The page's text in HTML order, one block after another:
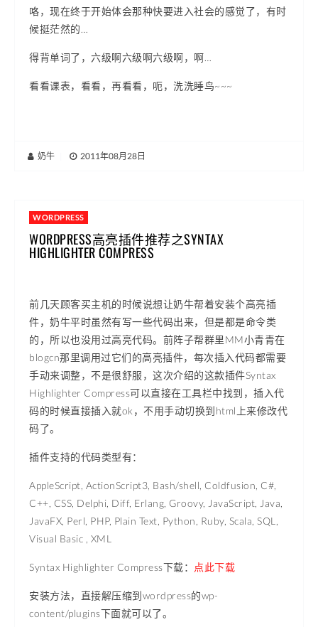
咯，现在终于开始体会那种快要进入社会的感觉了，有时
候挺茫然的…
得背单词了，六级啊六级啊六级啊，啊…
看看课表，看看，再看看，呃，洗洗睡鸟~~~
奶牛 2011年08月28日
WORDPRESS
WORDPRESS高亮插件推荐之SYNTAX
HIGHLIGHTER COMPRESS
前几天顾客买主机的时候说想让奶牛帮着安装个高亮插
件，奶牛平时虽然有写一些代码出来，但是都是命令类
的，所以也没用过高亮代码。前阵子帮群里MM小青青在
blogcn那里调用过它们的高亮插件，每次插入代码都需要
手动来调整，不是很舒服，这次介绍的这款插件Syntax
Highlighter Compress可以直接在工具栏中找到，插入代
码的时候直接插入就ok，不用手动切换到html上来修改代
码了。
插件支持的代码类型有：
AppleScript, ActionScript3, Bash/shell, Coldfusion, C#,
C++, CSS, Delphi, Diff, Erlang, Groovy, JavaScript, Java,
JavaFX, Perl, PHP, Plain Text, Python, Ruby, Scala, SQL,
Visual Basic , XML
Syntax Highlighter Compress下载： 点此下载
安装方法，直接解压缩到wordpress的wp-
content/plugins下面就可以了。